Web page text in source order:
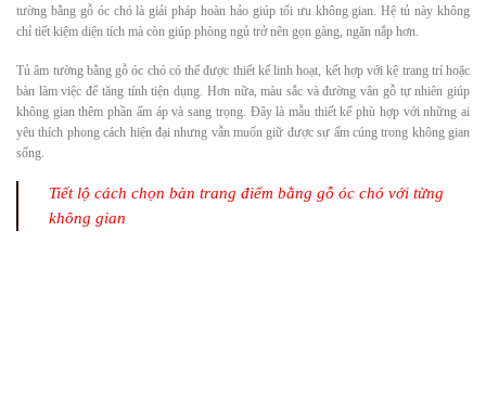
tường bằng gỗ óc chó là giải pháp hoàn hảo giúp tối ưu không gian. Hệ tủ này không
chỉ tiết kiệm diện tích mà còn giúp phòng ngủ trở nên gọn gàng, ngăn nắp hơn.
Tủ âm tường bằng gỗ óc chó có thể được thiết kế linh hoạt, kết hợp với kệ trang trí hoặc
bàn làm việc để tăng tính tiện dụng. Hơn nữa, màu sắc và đường vân gỗ tự nhiên giúp
không gian thêm phần ấm áp và sang trọng. Đây là mẫu thiết kế phù hợp với những ai
yêu thích phong cách hiện đại nhưng vẫn muốn giữ được sự ấm cúng trong không gian
sống.
Tiết lộ cách chọn bàn trang điểm bằng gỗ óc chó với từng
không gian